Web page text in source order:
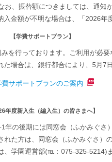
、振替額につきましては、通
金額が不明な場合は、「2026年
【学費サポートプラン】
行っております。ご利用が必
場合は、銀行都合により、5月7
費サポートプランのご案内
年度新入生（編入生）の皆さまへ】
の後期には同窓会（ふかみぐさ
れた方は、同窓会（ふかみぐさ）
学園運営部(℡：075-325-5214)